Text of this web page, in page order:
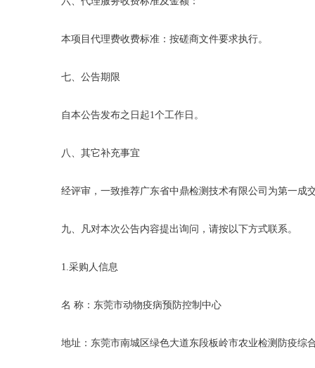
本项目代理费收费标准： 按磋商文件要求执行。
七、公告期限
自本公告发布之日起1个工作日。
八、其它补充事宜
经评审，一致推荐广东省中鼎检测技术有限公司为第一成
九、凡对本次公告内容提出询问，请按以下方式联系。
1.采购人信息
名 称：东莞市动物疫病预防控制中心
地址：东莞市南城区绿色大道东段板岭市农业检测防疫综